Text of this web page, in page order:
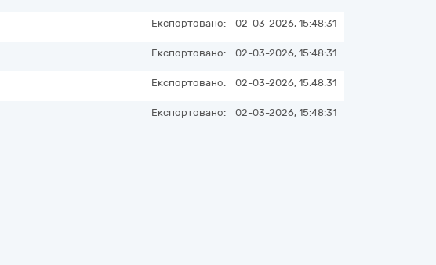
Експортовано: 02-03-2026, 15:48:31
Експортовано: 02-03-2026, 15:48:31
Експортовано: 02-03-2026, 15:48:31
Експортовано: 02-03-2026, 15:48:31